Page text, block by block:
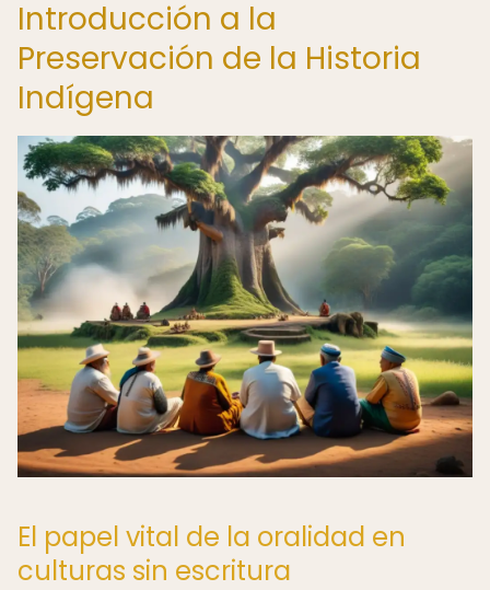
Introducción a la
Preservación de la Historia
Indígena
El papel vital de la oralidad en
culturas sin escritura